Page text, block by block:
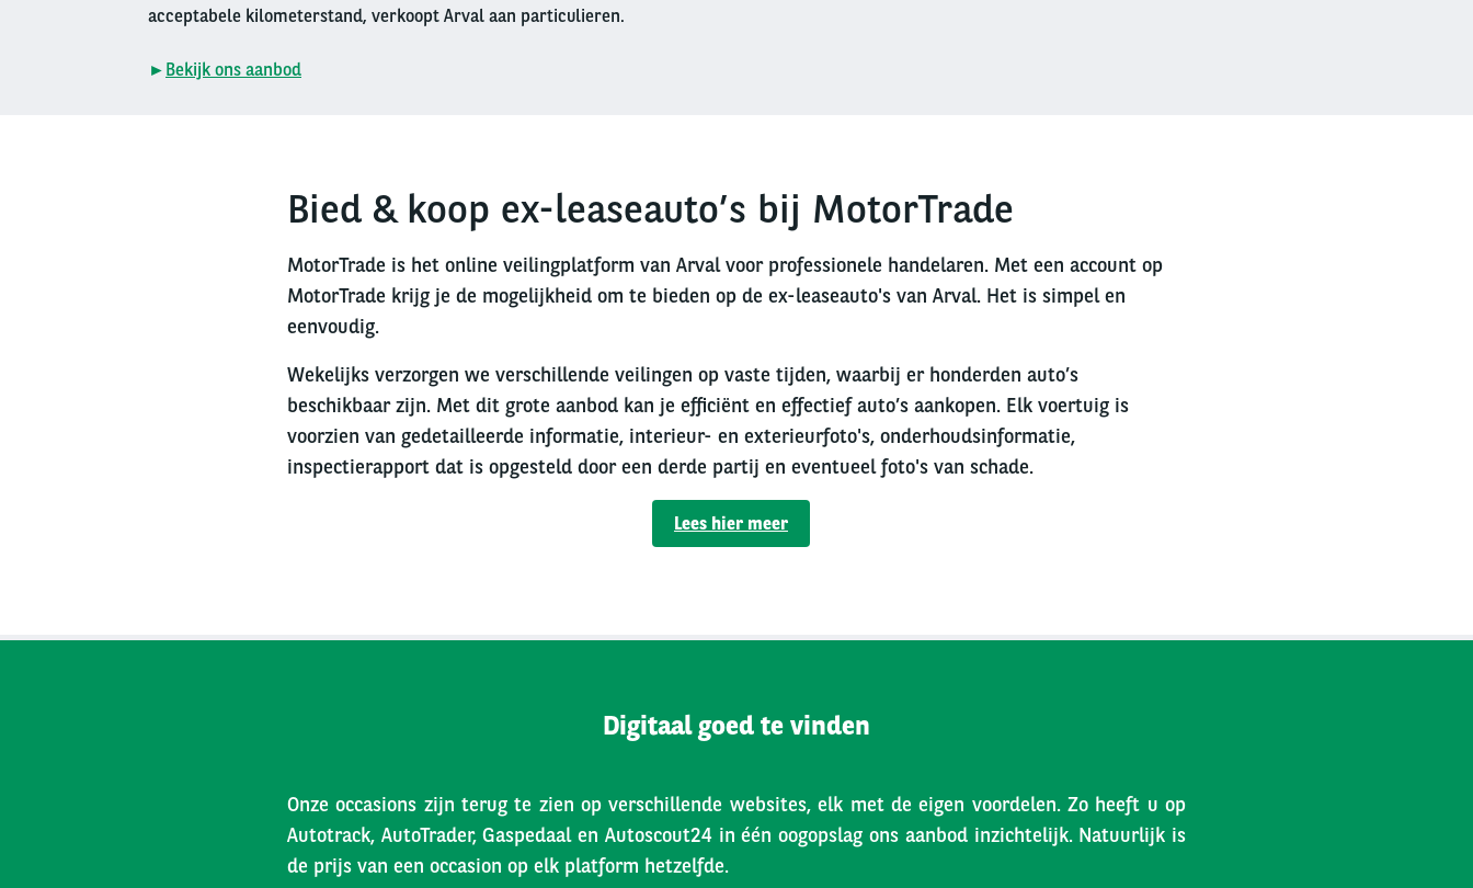
acceptabele kilometerstand, verkoopt Arval aan particulieren.
► Bekijk ons aanbod
Bied & koop ex-leaseauto’s bij MotorTrade
MotorTrade is het online veilingplatform van Arval voor professionele handelaren. Met een account op
MotorTrade krijg je de mogelijkheid om te bieden op de ex-leaseauto's van Arval. Het is simpel en
eenvoudig.
Wekelijks verzorgen we verschillende veilingen op vaste tijden, waarbij er honderden auto’s
beschikbaar zijn. Met dit grote aanbod kan je efficiënt en effectief auto’s aankopen. Elk voertuig is
voorzien van gedetailleerde informatie, interieur- en exterieurfoto's, onderhoudsinformatie,
inspectierapport dat is opgesteld door een derde partij en eventueel foto's van schade.
Lees hier meer
Digitaal goed te vinden
Onze occasions zijn terug te zien op verschillende websites, elk met de eigen voordelen. Zo heeft u op
Autotrack, AutoTrader, Gaspedaal en Autoscout24 in één oogopslag ons aanbod inzichtelijk. Natuurlijk is
de prijs van een occasion op elk platform hetzelfde.